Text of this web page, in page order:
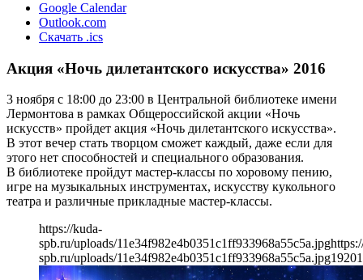
Google Calendar
Outlook.com
Скачать .ics
Акция «Ночь дилетантского искусства» 2016
3 ноября с 18:00 до 23:00 в Центральной библиотеке имени
Лермонтова в рамках Общероссийской акции «Ночь
искусств» пройдет акция «Ночь дилетантского искусства».
В этот вечер стать творцом сможет каждый, даже если для
этого нет способностей и специального образования.
В библиотеке пройдут мастер-классы по хоровому пению,
игре на музыкальных инструментах, искусству кукольного
театра и различные прикладные мастер-классы.
https://kuda-
spb.ru/uploads/11e34f982e4b0351c1ff933968a55c5a.jpg
spb.ru/uploads/11e34f982e4b0351c1ff933968a55c5a.jpg1920